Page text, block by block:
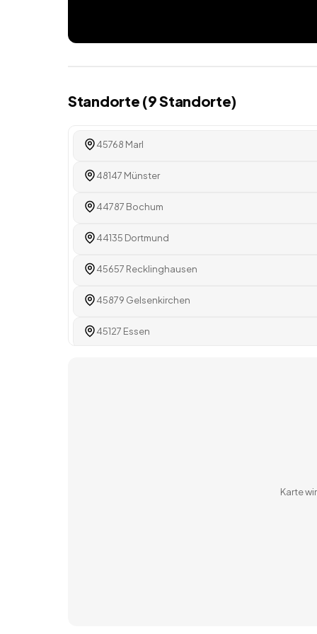
Standorte (9Standorte)
45768 Marl
48147 Münster
44787 Bochum
44135 Dortmund
45657 Recklinghausen
45879 Gelsenkirchen
45127 Essen
Karte